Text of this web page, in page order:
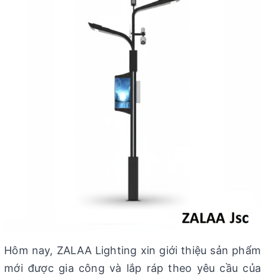
Hôm nay, ZALAA Lighting xin giới thiệu sản phẩm
mới được gia công và lắp ráp theo yêu cầu của